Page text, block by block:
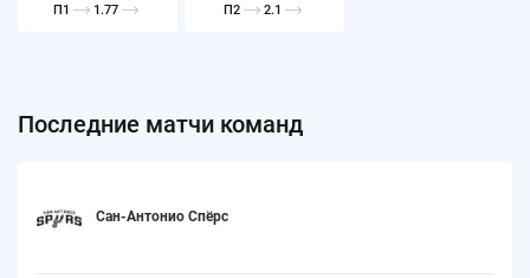
П1 1.77 П2 2.1
Последние матчи команд
Сан-Антонио Спёрс